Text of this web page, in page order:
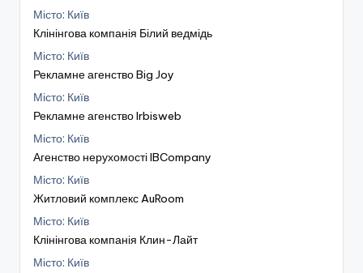
Місто: Київ
Клінінгова компанія Білий ведмідь
Місто: Київ
Рекламне агенство Big Joy
Місто: Київ
Рекламне агенство Irbisweb
Місто: Київ
Агенство нерухомості IBCompany
Місто: Київ
Житловий комплекс AuRoom
Місто: Київ
Клінінгова компанія Клин-Лайт
Місто: Київ